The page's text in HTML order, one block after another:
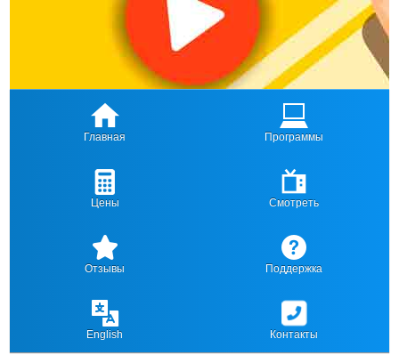
Главная Программы
Цены Смотреть
Отзывы Поддержка
English Контакты